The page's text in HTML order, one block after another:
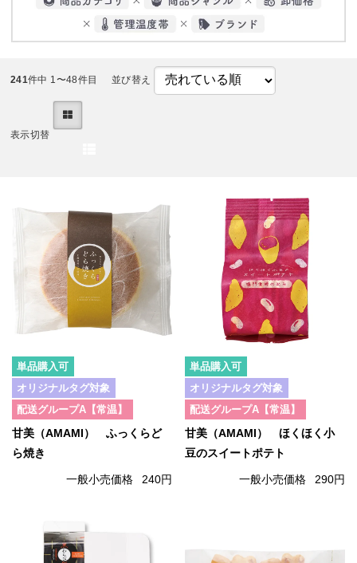
241件中 1〜48件目 並び替え
表示切替
単品購入可
オリジナルタグ対象
配送グループA【常温】
甘美（AMAMI） ふっくらど
ら焼き
一般小売価格 240円
単品購入可
オリジナルタグ対象
配送グループA【常温】
甘美（AMAMI） ほくほく小
豆のスイートポテト
一般小売価格 290円